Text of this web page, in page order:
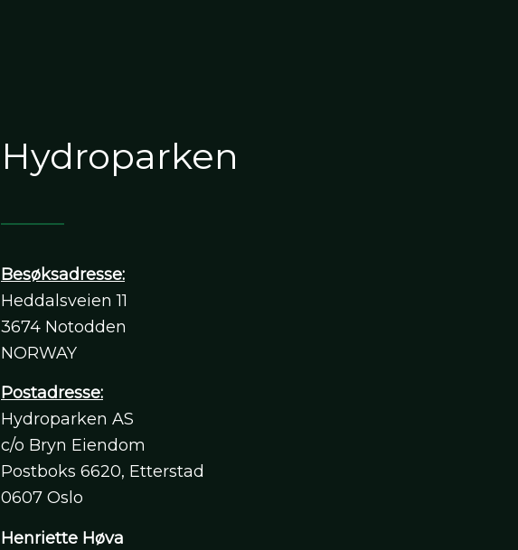
Hydroparken
Besøksadresse:
Heddalsveien 11
3674 Notodden
NORWAY
Postadresse:
Hydroparken AS
c/o Bryn Eiendom
Postboks 6620, Etterstad
0607 Oslo
Henriette Høva